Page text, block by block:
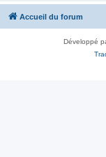
Accueil du forum
Développé